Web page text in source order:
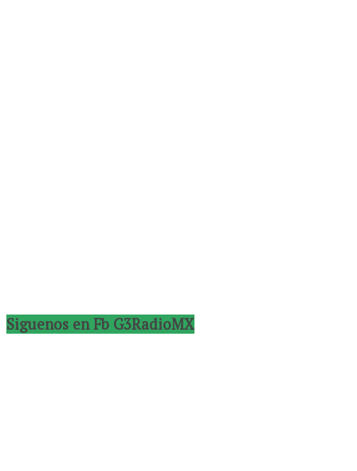
Siguenos en Fb G3RadioMX